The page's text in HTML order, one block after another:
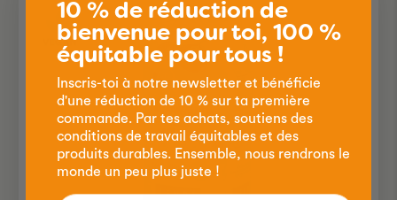
10 % de réduction de
bienvenue pour toi, 100 %
équitable pour tous !
Inscris-toi à notre newsletter et bénéficie
d'une réduction de 10 % sur ta première
commande. Par tes achats, soutiens des
conditions de travail équitables et des
produits durables. Ensemble, nous rendrons le
monde un peu plus juste !